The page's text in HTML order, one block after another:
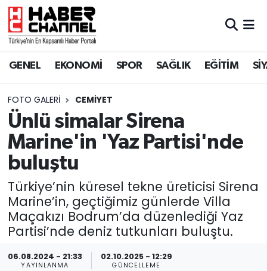
GENEL EKONOMİ SPOR SAĞLIK EĞİTİM
FOTO GALERI CEMIYET
Ünlü simalar Sirena
Marine'in 'Yaz Partisi'nde
buluştu
Türkiye’nin küresel tekne üreticisi Sirena
Marine’in, geçtiğimiz günlerde Villa
Maçakızı Bodrum’da düzenlediği Yaz
Partisi’nde deniz tutkunları buluştu.
06.08.2024 - 21:33
YAYINLANMA
02.10.2025 - 12:29
GÜNCELLEME
GENEL
SPOR
SAĞLIK
EĞİTİM
SİYASET
MAGAZİN
Nöbetçi Eczaneler
Trafik Durumu
Süper Lig Puan Durumu ve Fikstür
Tüm Manşetler
Son Dakika Haberleri
Haber Arşivi